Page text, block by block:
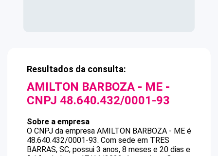
Resultados da consulta:
AMILTON BARBOZA - ME -
CNPJ 48.640.432/0001-93
Sobre a empresa
O CNPJ da empresa AMILTON BARBOZA - ME é
48.640.432/0001-93. Com sede em TRES
BARRAS, SC, possui 3 anos, 8 meses e 20 dias e